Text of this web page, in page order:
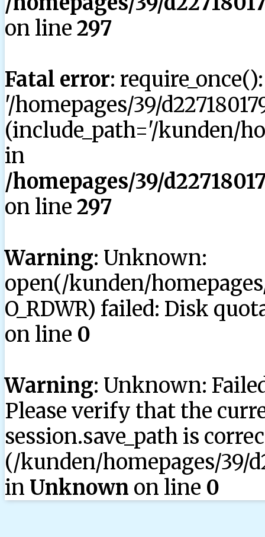
on line 297
Fatal error:
'/homepages/39/
(include_path='/kunden/
in
/homepages/39/
on line 297
Warning: Unknown:
open(/kunden/
O_RDWR) failed: Disk
on line 0
Warning: Unknown:
Please verify that the
session.save_path is
(/kunden/homepages/39/
in Unknown on line 0